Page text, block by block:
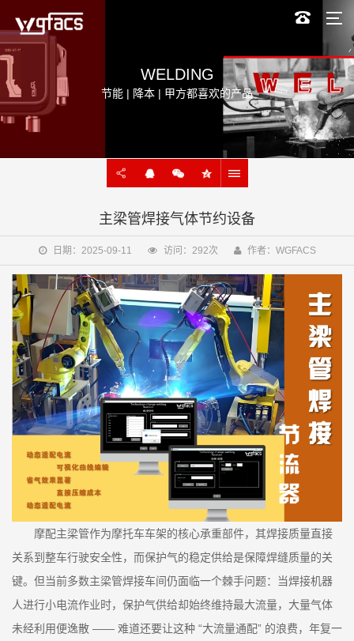
WELDING
节能 | 降本 | 甲方都喜欢的产品
主梁管焊接气体节约设备
日期：2025-09-11 访问：292次 作者：WGFACS
摩配主梁管作为摩托车车架的核心承重部件，其焊接质量直接
关系到整车行驶安全性，而保护气的稳定供给是保障焊缝质量的关
键。但当前多数主梁管焊接车间仍面临一个棘手问题：当焊接机器
人进行小电流作业时，保护气供给却始终维持最大流量，大量气体
未经利用便逸散 —— 难道还要让这种 “大流量通配” 的浪费，年复一